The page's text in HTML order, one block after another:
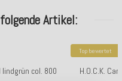
Artikel:
lindgrün col. 800
Top bewertet
H.O.C.K.